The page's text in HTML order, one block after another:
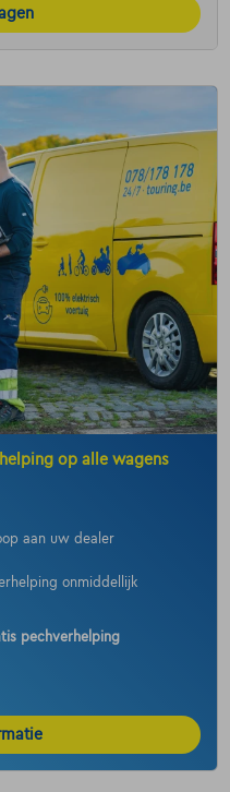
op alle wagens
aan uw dealer
onmiddellijk
pechverhelping